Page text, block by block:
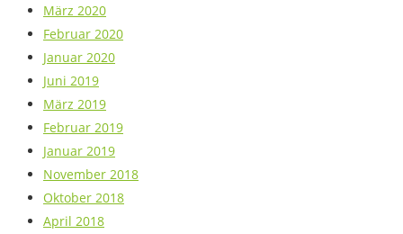
März 2020
Februar 2020
Januar 2020
Juni 2019
März 2019
Februar 2019
Januar 2019
November 2018
Oktober 2018
April 2018